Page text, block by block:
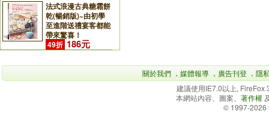
法式浪漫古典糖霜餅
乾(暢銷版)~由初學
至進階送禮宴客都能
帶來驚喜！
49折 186元
關於我們 ． 媒體報導 ． 廣告刊登 ． 隱
建議使用IE7.0以上,
本網站內容、圖案、 著作權
© 1997-2026